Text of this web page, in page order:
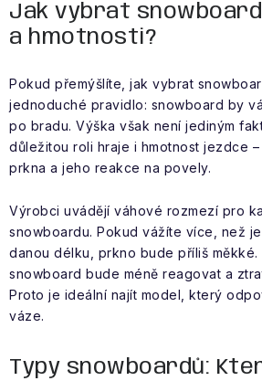
Jak vybrat
a hmotnosti?
Pokud přemýšlíte, jak vybrat
jednoduché pravidlo: snowboard by
po bradu. Výška však není jediným
důležitou roli hraje i hmotnost jezdce
prkna a jeho reakce na povely.
Výrobci uvádějí váhové rozmezí pro
snowboardu. Pokud vážíte více, než
danou délku, prkno bude příliš měkké.
snowboard bude méně reagovat a
Proto je ideální najít model, který
váze.
Typy snowboardů: